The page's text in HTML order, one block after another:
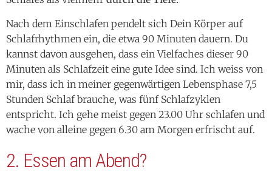
Minuten als Schlafzeit eine gute Idee sind. Ich weiss von
mir, dass ich in meiner gegenwärtigen Lebensphase 7,5
Stunden Schlaf brauche, was fünf Schlafzyklen
entspricht. Ich gehe meist gegen 23.00 Uhr schlafen und
wache von alleine gegen 6.30 am Morgen erfrischt auf.
2. Essen am Abend?
Schlafes, und die Qualität Deines Einschlafens